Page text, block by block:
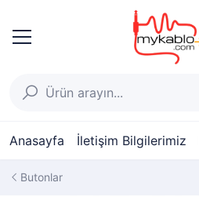
Anasayfa İletişim Bilgilerimiz
Butonlar